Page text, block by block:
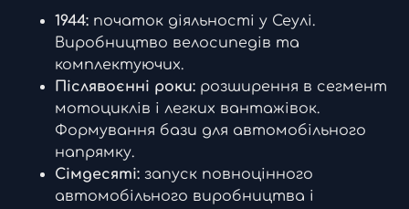
1944: початок діяльності у Сеулі.
Виробництво велосипедів та
комплектуючих.
Післявоєнні роки: розширення в сегмент
мотоциклів і легких вантажівок.
Формування бази для автомобільного
напрямку.
Сімдесяті: запуск повноцінного
автомобільного виробництва і